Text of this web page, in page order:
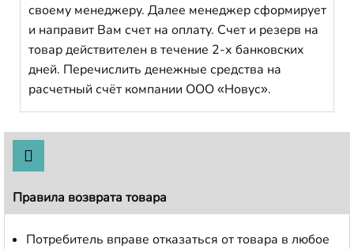
своему менеджеру. Далее менеджер сформирует
и направит Вам счет на оплату. Счет и резерв на
товар действителен в течение 2-х банковских
дней. Перечислить денежные средства на
расчетный счёт компании ООО «Новус».
Правила возврата товара
Потребитель вправе отказаться от товара в любое